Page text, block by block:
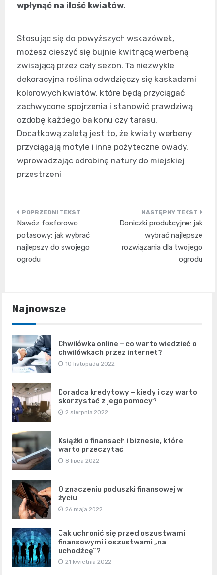
wpłynąć na ilość kwiatów.
Stosując się do powyższych wskazówek,
możesz cieszyć się bujnie kwitnącą werbeną
zwisającą przez cały sezon. Ta niezwykle
dekoracyjna roślina odwdzięczy się kaskadami
kolorowych kwiatów, które będą przyciągać
zachwycone spojrzenia i stanowić prawdziwą
ozdobę każdego balkonu czy tarasu.
Dodatkową zaletą jest to, że kwiaty werbeny
przyciągają motyle i inne pożyteczne owady,
wprowadzając odrobinę natury do miejskiej
przestrzeni.
Nawigacja
wpisu
Nawóz fosforowo
potasowy: jak wybrać
najlepszy do swojego
ogrodu
Doniczki produkcyjne: jak
wybrać najlepsze
rozwiązania dla twojego
ogrodu
Najnowsze
Chwilówka online – co warto wiedzieć o
chwilówkach przez internet?
10 listopada 2022
Doradca kredytowy – kiedy i czy warto
skorzystać z jego pomocy?
2 sierpnia 2022
Książki o finansach i biznesie, które
warto przeczytać
8 lipca 2022
O znaczeniu poduszki finansowej w
życiu
26 maja 2022
Jak uchronić się przed oszustwami
finansowymi i oszustwami „na
uchodźcę”?
21 kwietnia 2022